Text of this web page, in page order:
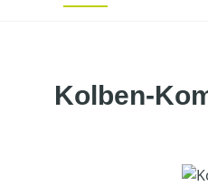
Kolben-
Bildergalerie